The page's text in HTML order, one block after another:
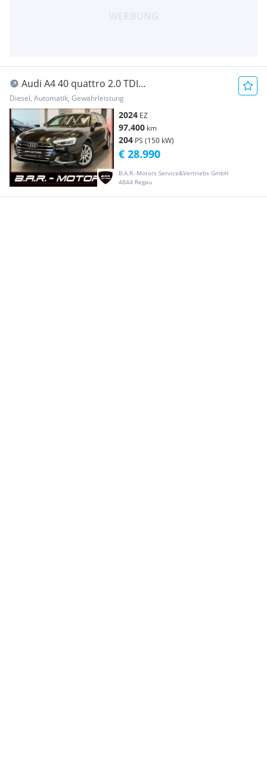
Audi A4 40 quattro 2.0 TDI
SPORT*MATRIX*KAMERA*ROLLO...
Diesel, Automatik, Gewährleistung
2024 EZ
97.400 km
204 PS (150 kW)
B.A.R.-Motors Service&Vertriebs GmbH
4844 Regau
€ 28.990